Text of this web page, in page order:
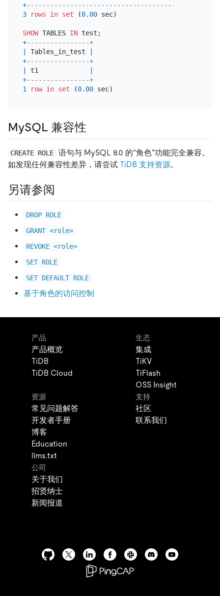
+---------------------------------------------+
3
rows in set (0.00 sec)
SHOW TABLES IN
+----------------+
Tables_in_test
+----------------+
t1
+----------------+
1
row in set (0.00
MySQL 兼容性
CREATE ROLE
语句与 MySQL 8.0 的“角色”功能完全兼容。
如发现任何兼容性差异，请尝试 TiDB 支持资源。
另请参阅
DROP ROLE
GRANT <role>
REVOKE <role>
SET ROLE
SET DEFAULT ROLE
基于角色的访问控制
产品
产品概览
TiDB
TiDB Cloud
生态
集成
TiKV
TiFlash
OSS Insight
资源
常见问题解答
开发者手册
博客
Education
llms.txt
支持
社区
联系我们
公司
关于我们
招贤纳士
新闻报道